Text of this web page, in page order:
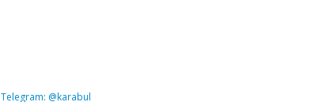
Telegram: @karabul